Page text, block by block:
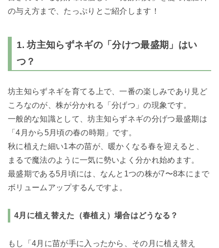
の与え方まで、たっぷりとご紹介します！
1. 坊主知らずネギの「分けつ最盛期」はい
つ？
坊主知らずネギを育てる上で、一番の楽しみであり見ど
ころなのが、株が分かれる「分げつ」の現象です。
一般的な知識として、坊主知らずネギの分げつ最盛期は
「4月から5月頃の春の時期」です。
秋に植えた細い1本の苗が、暖かくなる春を迎えると、
まるで魔法のように一気に勢いよく分かれ始めます。
最盛期である5月頃には、なんと1つの株が7〜8本にまで
ボリュームアップするんですよ。
4月に植え替えた（春植え）場合はどうなる？
もし「4月に苗が手に入ったから、その月に植え替え